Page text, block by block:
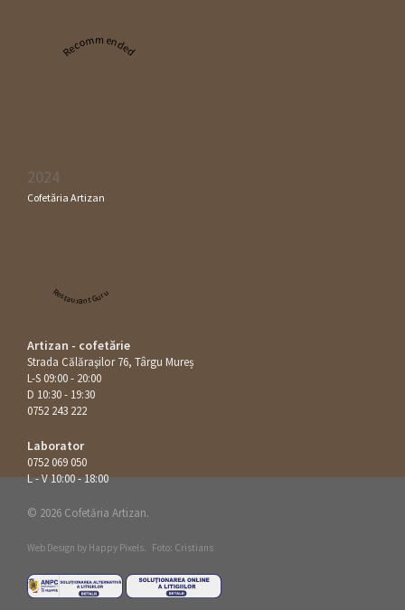
Recommended
2024
Cofetăria Artizan
Restaurant Guru
Artizan - cofetărie
Strada Călăraşilor 76, Târgu Mureș
L-S 09:00 - 20:00
D 10:30 - 19:30
0752 243 222
Laborator
0752 069 050
L - V 10:00 - 18:00
© 2026 Cofetăria Artizan.
Web Design by Happy Pixels. Foto: Cristians